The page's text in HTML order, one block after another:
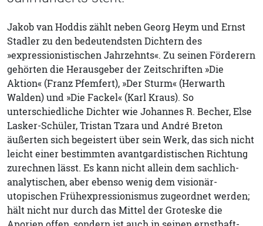
Jakob van Hoddis zählt neben Georg Heym und Ernst
Stadler zu den bedeutendsten Dichtern des
»expressionistischen Jahrzehnts«. Zu seinen Förderern
gehörten die Herausgeber der Zeitschriften »Die
Aktion« (Franz Pfemfert), »Der Sturm« (Herwarth
Walden) und »Die Fackel« (Karl Kraus). So
unterschiedliche Dichter wie Johannes R. Becher, Else
Lasker-Schüler, Tristan Tzara und André Breton
äußerten sich begeistert über sein Werk, das sich nicht
leicht einer bestimmten avantgardistischen Richtung
zurechnen lässt. Es kann nicht allein dem sachlich-
analytischen, aber ebenso wenig dem visionär-
utopischen Frühexpressionismus zugeordnet werden;
hält nicht nur durch das Mittel der Groteske die